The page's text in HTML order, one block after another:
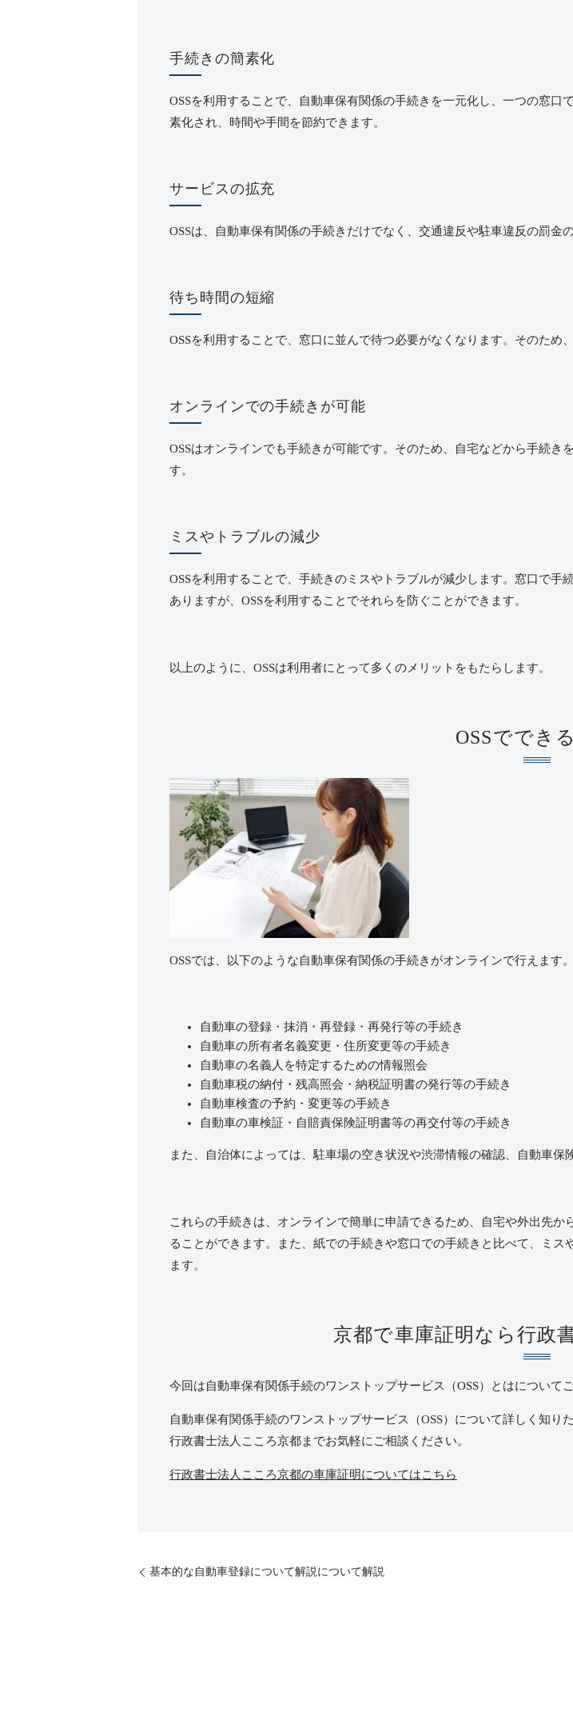
手続きの簡素化
OSSを利用することで、自動車保有関係の手続きを一元化し、一つの窓
素化され、時間や手間を節約できます。
サービスの拡充
OSSは、自動車保有関係の手続きだけでなく、交通違反や駐車違反の罰金
待ち時間の短縮
OSSを利用することで、窓口に並んで待つ必要がなくなります。そのため
オンラインでの手続きが可能
OSSはオンラインでも手続きが可能です。そのため、自宅などから手続き
す。
ミスやトラブルの減少
OSSを利用することで、手続きのミスやトラブルが減少します。窓口で
ありますが、 OSSを利用することでそれらを防ぐことができます。
以上のように、 OSSは利用者にとって多くのメリットをもたらします。
OSSででき
OSSでは、以下のような自動車保有関係の手続きがオンラインで行えます。
自動車の登録・抹消・再登録・再発行等の手続き
自動車の所有者名義変更・住所変更等の手続き
自動車の名義人を特定するための情報照会
自動車税の納付・残高照会・納税証明書の発行等の手続き
自動車検査の予約・変更等の手続き
自動車の車検証・自賠責保険証明書等の再交付等の手続き
また、自治体によっては、駐車場の空き状況や渋滞情報の確認、自動車保
これらの手続きは、オンラインで簡単に申請できるため、自宅や外出先
ることができます。また、紙での手続きや窓口での手続きと比べて、ミ
ます。
京都で車庫証明なら行政
今回は自動車保有関係手続のワンストップサービス（OSS）とはについて
自動車保有関係手続のワンストップサービス（OSS）について詳しく知り
行政書士法人こころ京都までお気軽にご相談ください。
行政書士法人こころ京都の車庫証明についてはこちら
基本的な自動車登録について解説について解説